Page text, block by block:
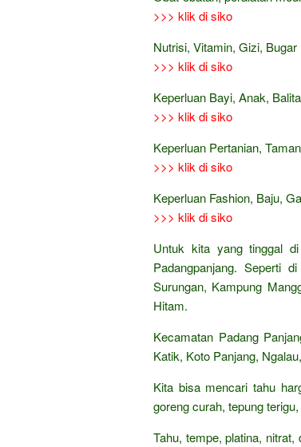
>>> klik di siko
Nutrisi, Vitamin, Gizi, Bugar
>>> klik di siko
Keperluan Bayi, Anak,
>>> klik di siko
Keperluan Pertanian,
>>> klik di siko
Keperluan Fashion, Baju,
>>> klik di siko
Untuk kita yang tinggal
Padangpanjang. Seperti
Surungan, Kampung
Hitam.
Kecamatan Padang
Katik, Koto Panjang,
Kita bisa mencari tahu
goreng curah, tepung
Tahu, tempe, platina,